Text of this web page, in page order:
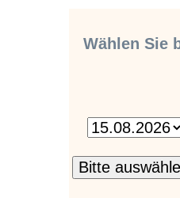
Wählen Sie